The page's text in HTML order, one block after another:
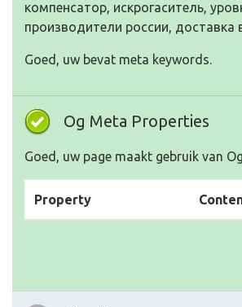
компенсатор, искрогаситель,
производители россии, доставка
Goed, uw bevat meta keywords.
Og Meta Properties
Goed, uw page maakt gebruik van
Property